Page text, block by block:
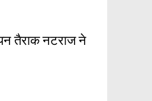
तैराक नटराज ने